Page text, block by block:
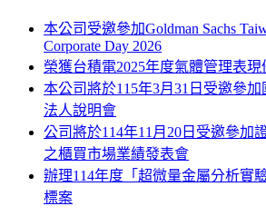
本公司受邀參加Goldman Sachs
Corporate Day 2026
榮獲台積電2025年度氣體管理表
本公司將於115年3月31日受邀參
法人說明會
公司將於114年11月20日受邀參加
之櫃買市場業績發表會
辦理114年度「超微量金屬分析實
標案